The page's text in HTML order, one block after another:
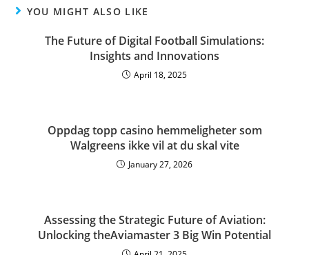
YOU MIGHT ALSO LIKE
The Future of Digital Football Simulations:
Insights and Innovations
April 18, 2025
Oppdag topp casino hemmeligheter som
Walgreens ikke vil at du skal vite
January 27, 2026
Assessing the Strategic Future of Aviation:
Unlocking theAviamaster 3 Big Win Potential